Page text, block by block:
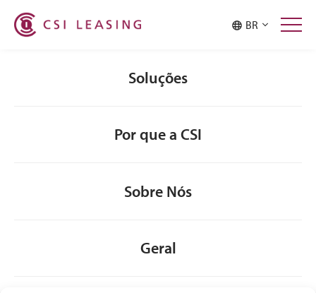
BR
Singapore
Soluções
Por que a CSI
Sobre Nós
Geral